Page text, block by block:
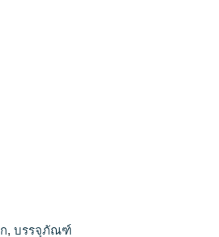
แท่ง
,บรรจุภัณฑ์